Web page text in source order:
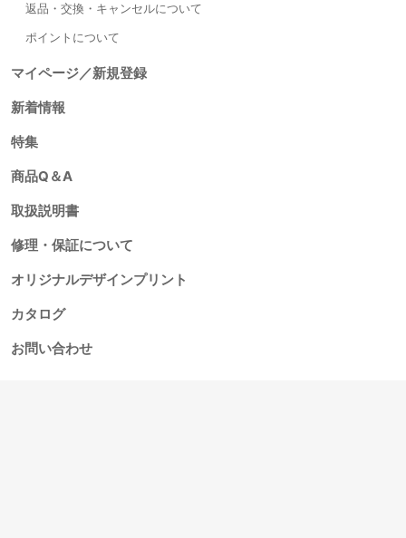
返品・交換・キャンセルについて
ポイントについて
マイページ／新規登録
新着情報
特集
商品Q＆A
取扱説明書
修理・保証について
オリジナルデザインプリント
カタログ
お問い合わせ